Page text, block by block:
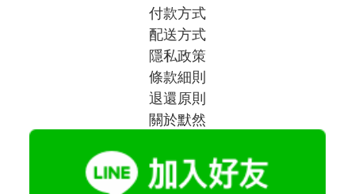
付款方式
配送方式
隱私政策
條款細則
退還原則
關於默然